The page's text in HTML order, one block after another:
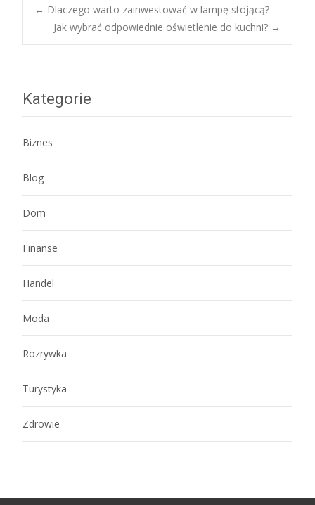
Post
← Dlaczego warto zainwestować w lampę stojącą?
Jak wybrać odpowiednie oświetlenie do kuchni? →
Kategorie
Biznes
Blog
Dom
Finanse
Handel
Moda
Rozrywka
Turystyka
Zdrowie